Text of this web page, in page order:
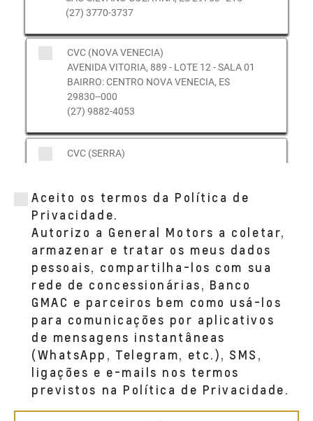
(27) 3770-3737
CVC (NOVA VENECIA)
AVENIDA VITORIA, 889 - LOTE 12 - SALA 01
BAIRRO: CENTRO NOVA VENECIA, ES
29830--000
(27) 9882-4053
CVC (SERRA)
BAIRRO: TAQUARA I SERRA, ES 29167--750
(27) 3298-9000
CVC (GUARAPARI)
AVENIDA GOVERNADOR JONES DOS
SANTOS NEVES, 1.555 - SALA 01
BAIRRO: MUQUICABA GUARAPARI, ES
29215--002
(27) 9882-4053
CVC (CACHOEIRO)
AVENIDA RAUL NASSAR, 202 - SALA 01
BAIRRO: WALDIR FURTADO AMORIM
CACHOEIRO DE ITAPEMIRIM, ES 29313-
Aceito os termos da Política de
Privacidade.
Autorizo a General Motors a coletar,
armazenar e tratar os meus dados
pessoais, compartilha-los com sua
rede de concessionárias, Banco
GMAC e parceiros bem como usá-los
para comunicações por aplicativos
de mensagens instantâneas
(WhatsApp, Telegram, etc.), SMS,
ligações e e-mails nos termos
previstos na Política de Privacidade.